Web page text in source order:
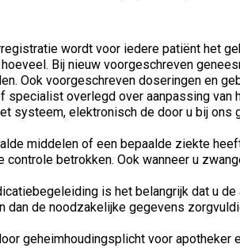
wordt voor iedere patiënt het
Bij nieuw voorgeschreven
Ook voorgeschreven doseringen en
overlegd over aanpassing
systeem, elektronisch de door u bij
middelen of een bepaalde ziekte
controle betrokken. Ook wanneer u
is het belangrijk dat u
dan de noodzakelijke gegevens
geheimhoudingsplicht voor